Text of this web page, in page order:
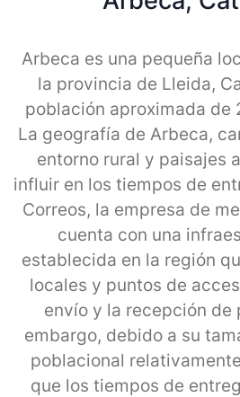
Arbeca es una pequeña
la provincia de Lleida,
población aproximada de
La geografía de Arbeca,
entorno rural y paisajes
influir en los tiempos de
Correos, la empresa de
cuenta con una
establecida en la región
locales y puntos de
envío y la recepción de
embargo, debido a su
poblacional
que los tiempos de